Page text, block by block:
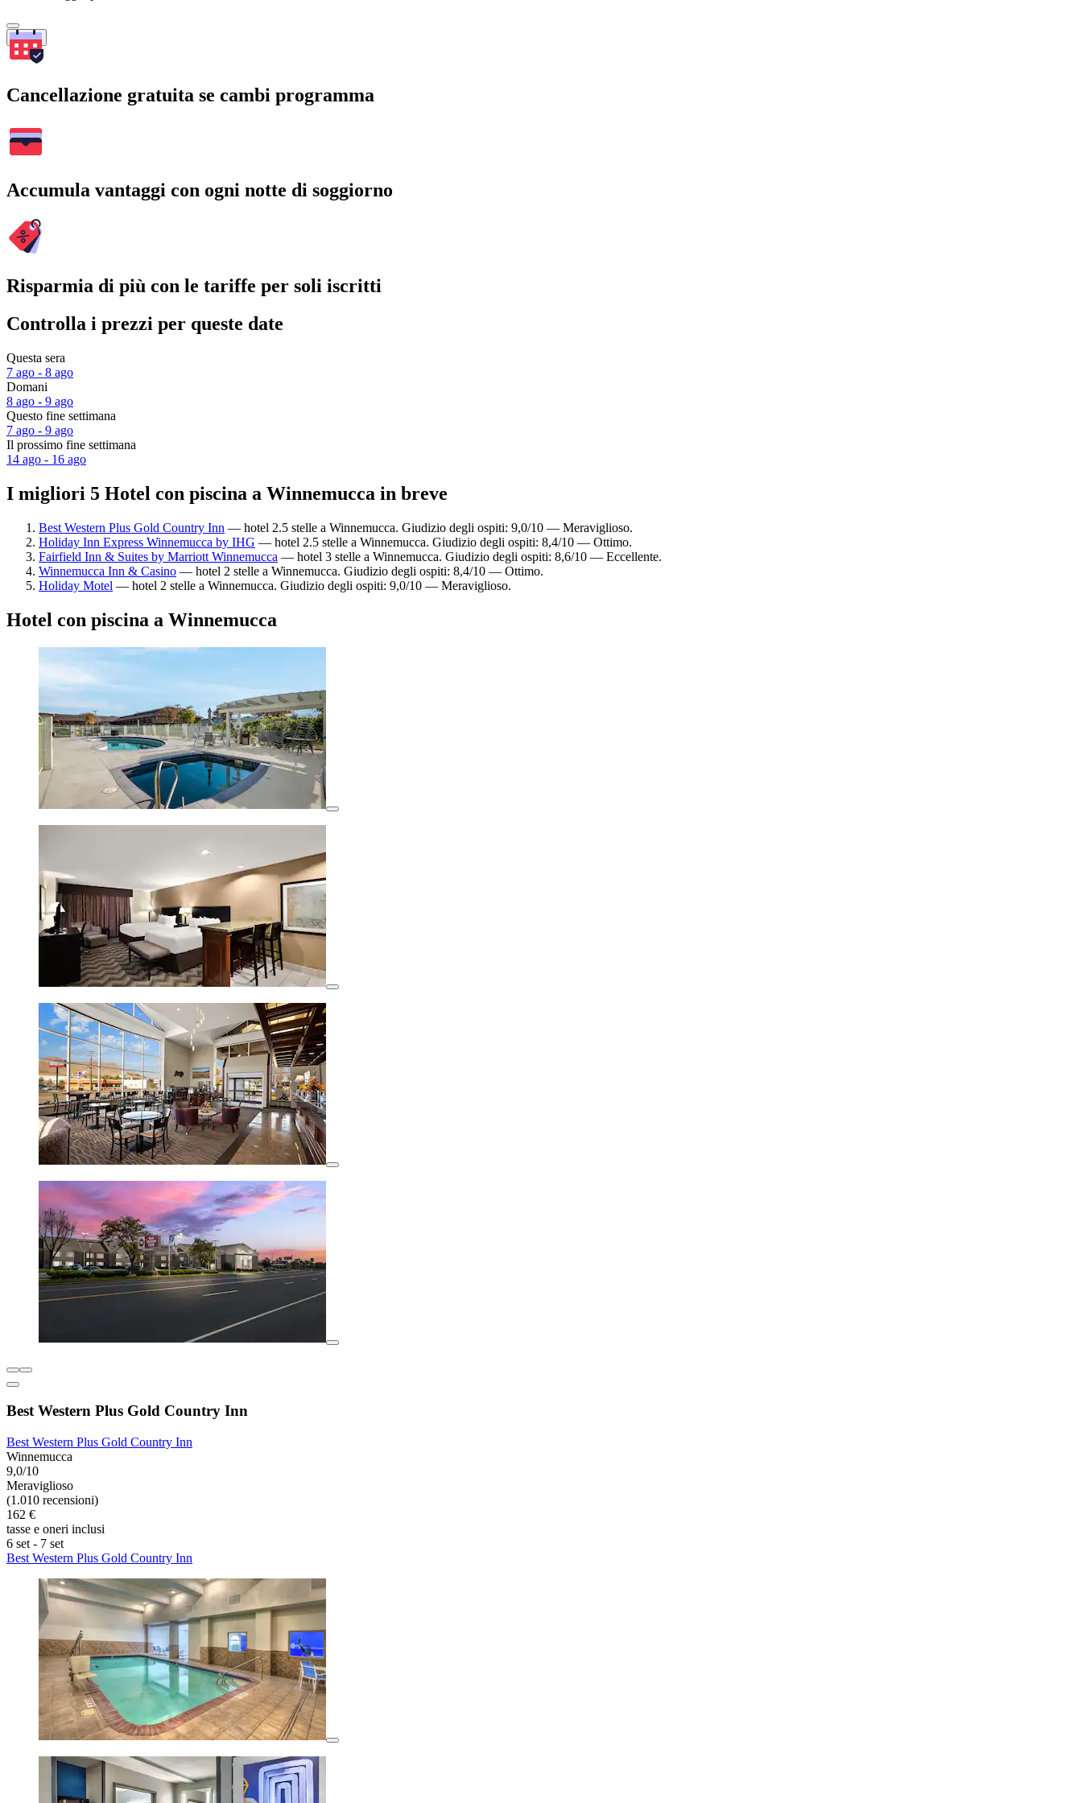
Cerca
Cancellazione gratuita se cambi programma
Accumula vantaggi con ogni notte di soggiorno
Risparmia di più con le tariffe per soli iscritti
Controlla i prezzi per queste date
Questa sera
7 ago - 8 ago
Domani
8 ago - 9 ago
Questo fine settimana
7 ago - 9 ago
Il prossimo fine settimana
14 ago - 16 ago
I migliori 5 Hotel con piscina a Winnemucca in breve
Best Western Plus Gold Country Inn — hotel 2.5 stelle a Winnemucca. Giudizio degli ospiti: 9,0/10 — Meraviglioso.
Holiday Inn Express Winnemucca by IHG — hotel 2.5 stelle a Winnemucca. Giudizio degli ospiti: 8,4/10 — Ottimo.
Fairfield Inn & Suites by Marriott Winnemucca — hotel 3 stelle a Winnemucca. Giudizio degli ospiti: 8,6/10 — Eccellente.
Winnemucca Inn & Casino — hotel 2 stelle a Winnemucca. Giudizio degli ospiti: 8,4/10 — Ottimo.
Holiday Motel — hotel 2 stelle a Winnemucca. Giudizio degli ospiti: 9,0/10 — Meraviglioso.
Hotel con piscina a Winnemucca
Best Western Plus Gold Country Inn
Best Western Plus Gold Country Inn
Winnemucca
9,0/10
Meraviglioso
(1.010 recensioni)
162 €
tasse e oneri inclusi
6 set - 7 set
Best Western Plus Gold Country Inn